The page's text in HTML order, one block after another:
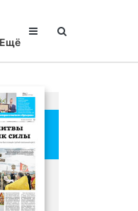
Ещё